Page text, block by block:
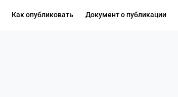
Как опубликовать Документ о публикации